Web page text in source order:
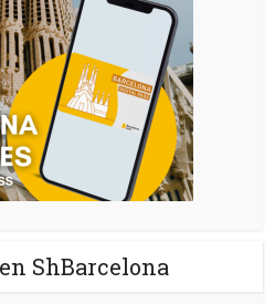
ShBarcelona